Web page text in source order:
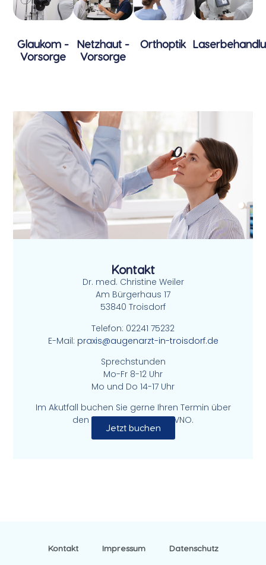
Glaukom -
Vorsorge
Netzhaut -
Vorsorge​
Orthoptik
Kontakt
Dr. med. Christine Weiler
Am Bürgerhaus 17
53840 Troisdorf
Telefon: 02241 75232
E-Mail: praxis@augenarzt-in-troisdorf.de
Sprechstunden
Mo-Fr 8-12 Uhr
Mo und Do 14-17 Uhr
Im Akutfall buchen Sie gerne Ihren Termin über
den Terminservice der KVNO.
Jetzt buchen
Kontakt Impressum
Datenschutz